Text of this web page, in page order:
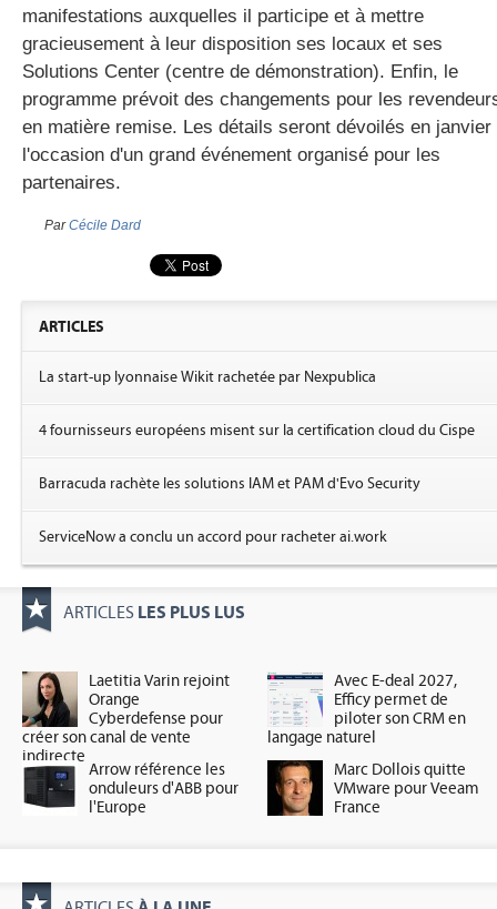
manifestations auxquelles il participe et à mettre
gracieusement à leur disposition ses locaux et ses
Solutions Center (centre de démonstration). Enfin, le
programme prévoit des changements pour les
en matière remise. Les détails seront dévoilés en janvier
l'occasion d'un grand événement organisé pour les
partenaires.
ParCécile Dard
ARTICLES
La start-up lyonnaise Wikit rachetée par Nexpublica
4 fournisseurs européens misent sur la certification cloud du Cispe
Barracuda rachète les solutions IAM et PAM d'Evo Security
ServiceNow a conclu un accord pour racheter ai.work
ARTICLES LES PLUS LUS
Laetitia Varin rejoint
Orange
Cyberdefense pour
créer son canal de vente
indirecte
Avec E-deal 2027,
Efficy permet de
piloter son CRM en
langage naturel
Arrow référence les
onduleurs d'ABB pour
l'Europe
Marc Dollois quitte
VMware pour Veeam
France